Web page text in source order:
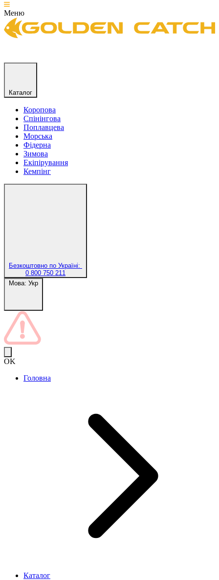
Меню
Каталог
Коропова
Спінінгова
Поплавцева
Морська
Фідерна
Зимова
Екіпірування
Кемпінг
Безкоштовно по Україні:
0 800 750 211
Мова: Укр
OK
Головна
Каталог